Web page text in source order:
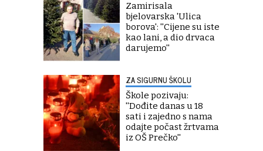
Zamirisala
bjelovarska 'Ulica
borova': ''Cijene su iste
kao lani, a dio drvaca
darujemo''
ZA SIGURNU ŠKOLU
Škole pozivaju:
''Dođite danas u 18
sati i zajedno s nama
odajte počast žrtvama
iz OŠ Prečko''